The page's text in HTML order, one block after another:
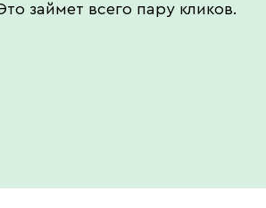
займет всего пару кликов.